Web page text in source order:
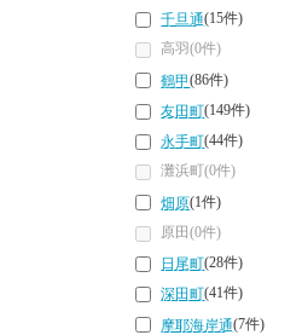
千旦通(15件)
高羽(0件)
鶴甲(86件)
友田町(149件)
永手町(44件)
灘浜町(0件)
畑原(1件)
原田(0件)
日尾町(28件)
深田町(41件)
摩耶海岸通(7件)